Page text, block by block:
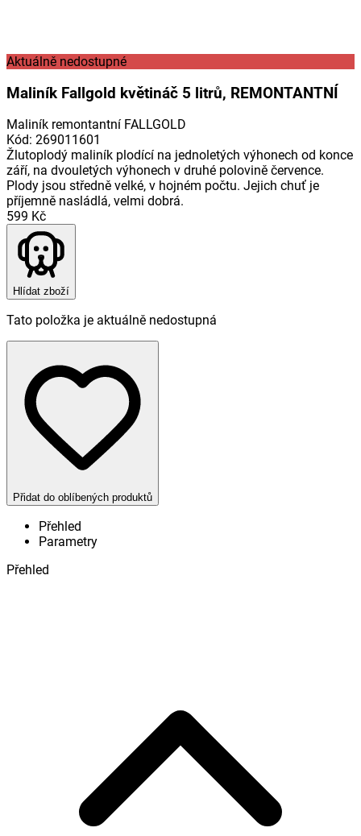
Aktuálně nedostupné
Maliník Fallgold květináč 5 litrů, REMONTANTNÍ
Maliník remontantní FALLGOLD
Kód: 269011601
Žlutoplodý maliník plodící na jednoletých výhonech od konce
září, na dvouletých výhonech v druhé polovině července.
Plody jsou středně velké, v hojném počtu. Jejich chuť je
příjemně nasládlá, velmi dobrá.
599 Kč
Hlídat zboží
Tato položka je aktuálně nedostupná
Přidat do oblíbených produktů
Přehled
Parametry
Přehled